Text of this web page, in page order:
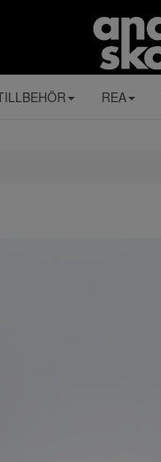
REA